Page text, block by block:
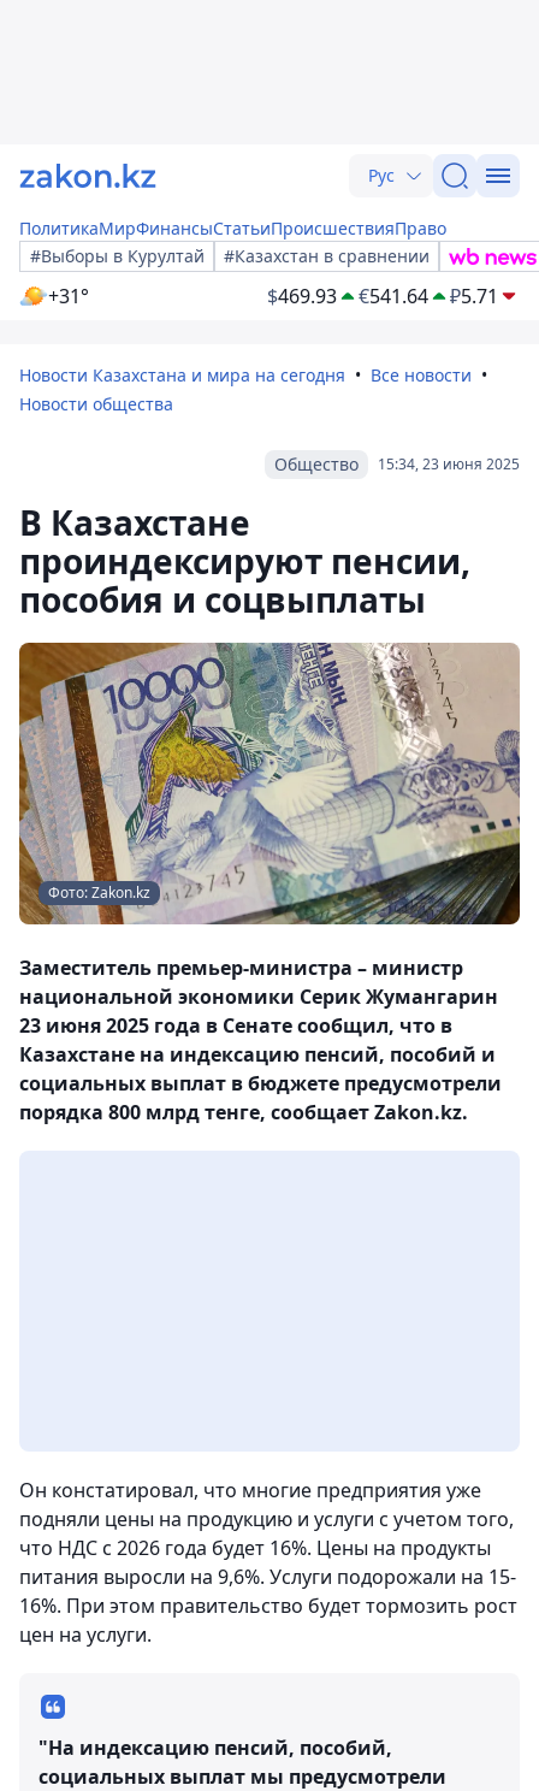
Рус
ПолитикаМирФинансыСтатьиПроисшествияПраво
#Выборы в Курултай
#Казахстан в сравнении
+31° $469.93 €541.64 ₽5.71
Новости Казахстана и мира на сегодня
Все новости
Новости общества
15:34, 23 июня 2025
Общество
В Казахстане
проиндексируют пенсии,
пособия и соцвыплаты
Фото: Zakon.kz
Заместитель премьер-министра – министр
национальной экономики Серик Жумангарин
23 июня 2025 года в Сенате сообщил, что в
Казахстане на индексацию пенсий, пособий и
социальных выплат в бюджете предусмотрели
порядка 800 млрд тенге, сообщает Zakon.kz.
Он констатировал, что многие предприятия уже
подняли цены на продукцию и услуги с учетом того,
что НДС с 2026 года будет 16%. Цены на продукты
питания выросли на 9,6%. Услуги подорожали на 15-
16%. При этом правительство будет тормозить рост
цен на услуги.
"На индексацию пенсий, пособий,
социальных выплат мы предусмотрели